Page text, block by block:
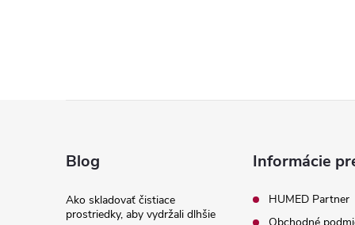
Blog
Ako skladovať čistiace
prostriedky, aby vydržali dlhšie
Informácie
HUMED Partner